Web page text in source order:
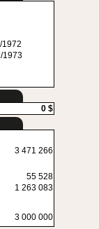
1972
1973
0 $
3 471 266
55 528
1 263 083
3 000 000